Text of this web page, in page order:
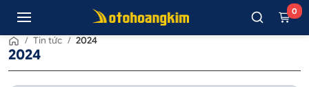
0
/ Tin tức / 2024
2024